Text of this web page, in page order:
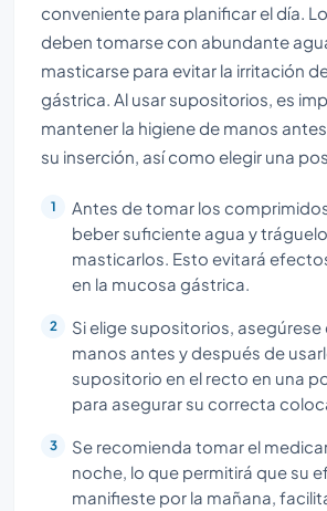
conveniente para planificar el día.
deben tomarse con abundante
masticarse para evitar la irritación
gástrica. Al usar supositorios, es
mantener la higiene de manos
su inserción, así como elegir una
Antes de tomar los
beber suficiente agua y
masticarlos. Esto evitará
en la mucosa gástrica.
Si elige supositorios, asegúrese
manos antes y después de
supositorio en el recto en una
para asegurar su correcta
Se recomienda tomar el
noche, lo que permitirá que su
manifieste por la mañana,